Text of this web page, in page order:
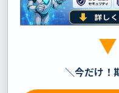
＼今だけ！